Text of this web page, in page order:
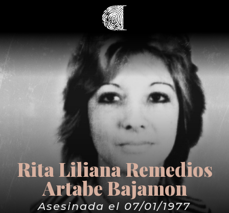
Rita Liliana Remedios
Artabe Bajamon
Asesinada el 07/01/1977